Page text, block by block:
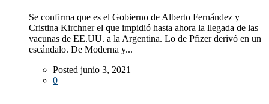
Se confirma que es el Gobierno de Alberto Fernández y
Cristina Kirchner el que impidió hasta ahora la llegada de las
vacunas de EE.UU. a la Argentina. Lo de Pfizer derivó en un
escándalo. De Moderna y...
Posted junio 3, 2021
0